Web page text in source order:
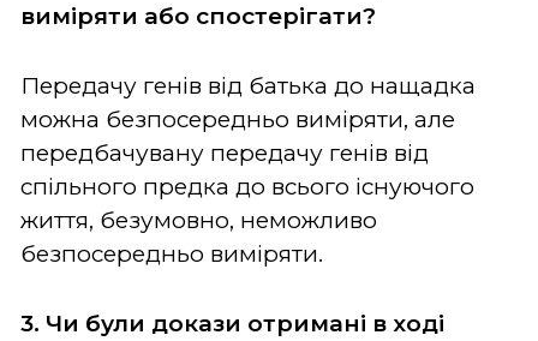
виміряти або спостерігати?
Передачу генів від батька до нащадка
можна безпосередньо виміряти, але
передбачувану передачу генів від
спільного предка до всього існуючого
життя, безумовно, неможливо
безпосередньо виміряти.
3. Чи були докази отримані в ході